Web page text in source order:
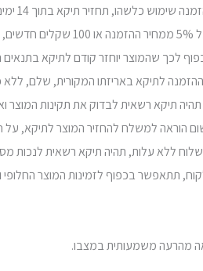
9.5.1.
ידיך, תבטל את חיובך בשל ההזמנה
יוחזר קודם לתיקא בתנאים האמורים
לתיקא באריזתו המקורית, שלם,
תיקא רשאית לבדוק את תקינות